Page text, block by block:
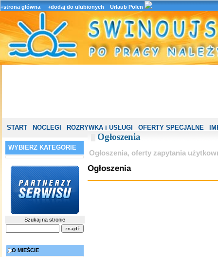
+strona główna +dodaj do ulubionych Urlaub Polen
START NOCLEGI ROZRYWKA i USŁUGI OFERTY SPECJALNE
WYBIERZ KATEGORIE
Szukaj na stronie
O MIEŚCIE
Ogłoszenia
Ogłoszenia, oferty zapytania
Ogłoszenia